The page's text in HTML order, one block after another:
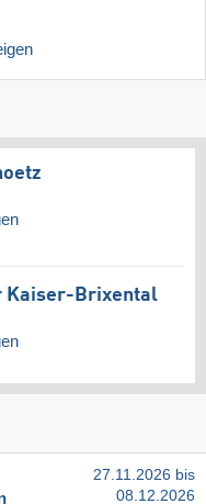
Kaiser-Brixental
27.11.2026 bis
08.12.2026